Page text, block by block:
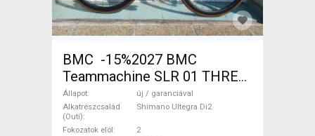
BMC -15%2027 BMC
Teammachine SLR 01 THREE
Ultegra Di2 Országúti
Shimano Ultegra Di2 tárcsafék
új / garanciával ELADÓ
Állapot
új / garanciával
Alkatrészcsalád
(Outi)
Shimano Ultegra Di2
Fokozatok elöl
2